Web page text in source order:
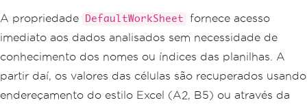
A propriedade DefaultWorkSheet
fornece acesso
imediato aos dados analisados sem necessidade de
conhecimento dos nomes ou índices das planilhas. A
partir daí, os valores das células são recuperados usando
endereçamento do estilo Excel (A2, B5) ou através da